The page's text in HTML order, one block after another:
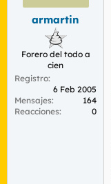
armartin
Forero del todo a
cien
Registro
6 Feb 2005
Mensajes
164
Reacciones
0